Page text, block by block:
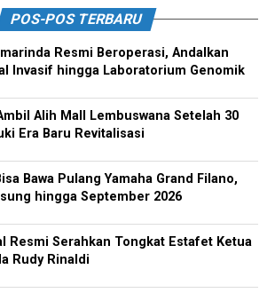
POS-POS TERBARU
Resmi Beroperasi, Andalkan
Invasif hingga Laboratorium Genomik
Alih Mall Lembuswana Setelah 30
Era Baru Revitalisasi
Bawa Pulang Yamaha Grand Filano,
hingga September 2026
Resmi Serahkan Tongkat Estafet Ketua
Rudy Rinaldi